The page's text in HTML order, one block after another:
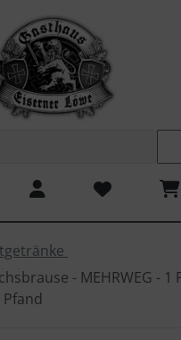
Springe zur
- MEHRWEG - 1